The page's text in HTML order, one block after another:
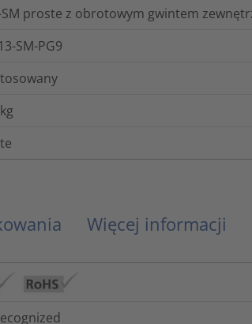
SM proste z obrotowym gwintem
SM-PG9
kg
Więcej informacji